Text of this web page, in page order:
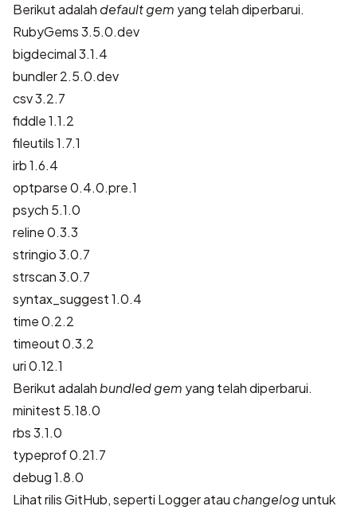
Berikut adalah default gem yang telah diperbarui.
RubyGems 3.5.0.dev
bigdecimal 3.1.4
bundler 2.5.0.dev
csv 3.2.7
fiddle 1.1.2
fileutils 1.7.1
irb 1.6.4
optparse 0.4.0.pre.1
psych 5.1.0
reline 0.3.3
stringio 3.0.7
strscan 3.0.7
syntax_suggest 1.0.4
time 0.2.2
timeout 0.3.2
uri 0.12.1
Berikut adalahbundled gem yang telah diperbarui.
minitest 5.18.0
rbs 3.1.0
typeprof 0.21.7
debug 1.8.0
Lihat rilis GitHub, seperti Loggeratau changeloguntuk